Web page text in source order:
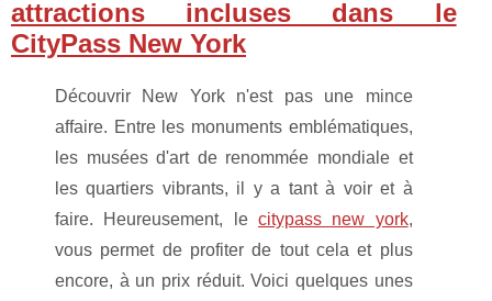
attractions incluses dans le
CityPass New York
Découvrir New York n'est pas une mince
affaire. Entre les monuments emblématiques,
les musées d'art de renommée mondiale et
les quartiers vibrants, il y a tant à voir et à
faire. Heureusement, le citypass new york,
vous permet de profiter de tout cela et plus
encore, à un prix réduit. Voici quelques unes